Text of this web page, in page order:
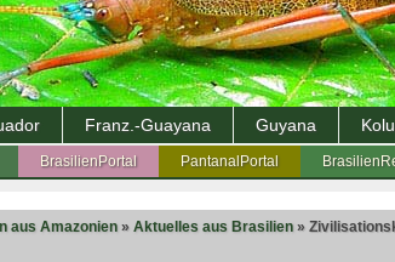
Franz.-Guayana Guyana
PantanalPortal
BrasilienPortal
aus Amazonien » Aktuelles aus Brasilien »